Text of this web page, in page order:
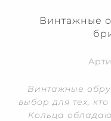
Винтажные
Винтажные
выбор для тех,
Кольца